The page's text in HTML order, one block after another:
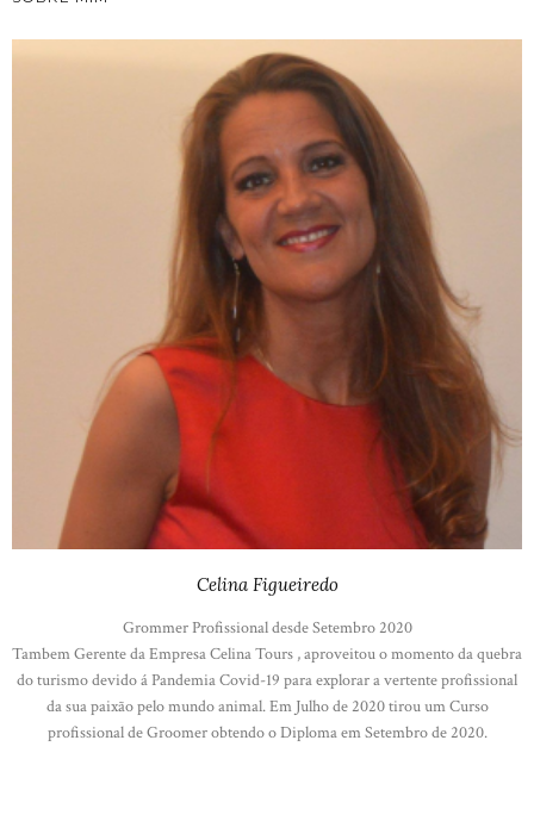
Celina Figueiredo
Grommer Profissional desde Setembro 2020
Tambem Gerente da Empresa Celina Tours , aproveitou o momento da quebra
do turismo devido á Pandemia Covid-19 para explorar a vertente profissional
da sua paixão pelo mundo animal. Em Julho de 2020 tirou um Curso
profissional de Groomer obtendo o Diploma em Setembro de 2020.